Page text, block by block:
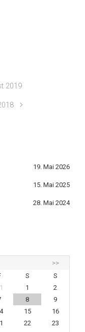
2019
19. Mai 2026
15. Mai 2025
28. Mai 2024
>>
S
S
1
2
8
9
15
16
22
23